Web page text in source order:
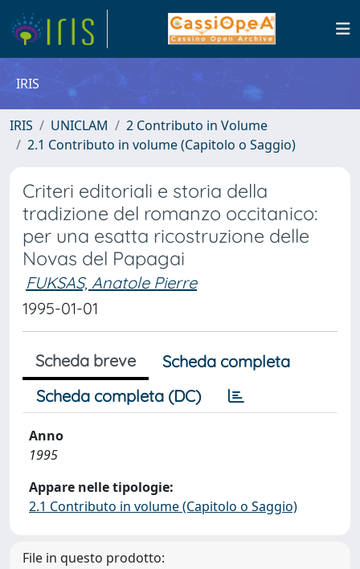
IRIS
IRIS UNICLAM
2 Contributo in Volume
2.1 Contributo in volume (Capitolo o Saggio)
Criteri editoriali e storia della
tradizione del romanzo occitanico:
per una esatta ricostruzione delle
Novas del Papagai
FUKSAS, Anatole Pierre
1995-01-01
Scheda breve
Scheda completa
Scheda completa (DC)
Anno
1995
Appare nelle tipologie:
2.1 Contributo in volume (Capitolo o Saggio)
File in questo prodotto: